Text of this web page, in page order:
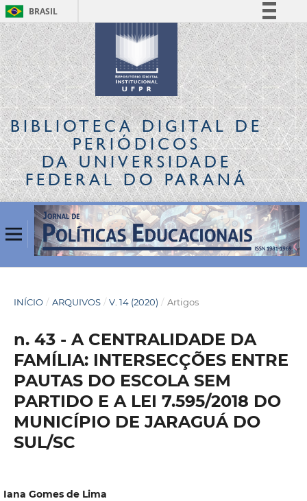
BRASIL
Simplifique!
Comunica BR
Participe
Acesso à informação
Legislação
Canais
BIBLIOTECA DIGITALDE
PERIÓDICOS
DA UNIVERSIDADE
FEDERAL DO PARANÁ
INÍCIO / ARQUIVOS / V. 14 (2020) / Artigos
n. 43 - A CENTRALIDADE DA
FAMÍLIA: INTERSECÇÕES ENTRE
PAUTAS DO ESCOLA SEM
PARTIDO E A LEI 7.595/2018 DO
MUNICÍPIO DE JARAGUÁ DO
SUL/SC
Iana Gomes de Lima